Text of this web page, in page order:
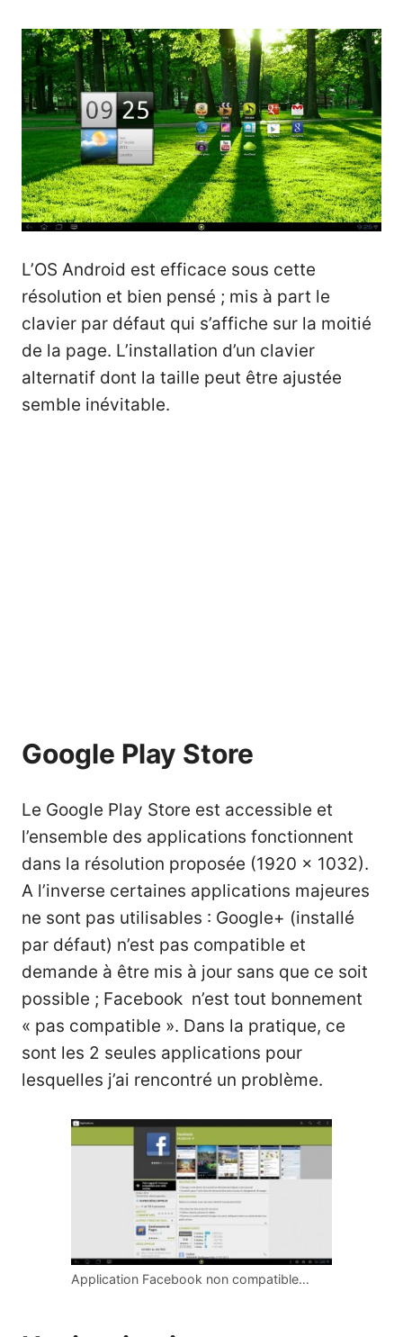
L’OS Android est efficace sous cette
résolution et bien pensé ; mis à part le
clavier par défaut qui s’affiche sur la moitié
de la page. L’installation d’un clavier
alternatif dont la taille peut être ajustée
semble inévitable.
Google Play Store
Le Google Play Store est accessible et
l’ensemble des applications fonctionnent
dans la résolution proposée (1920 x 1032).
A l’inverse certaines applications majeures
ne sont pas utilisables : Google+ (installé
par défaut) n’est pas compatible et
demande à être mis à jour sans que ce soit
possible ; Facebook n’est tout bonnement
« pas compatible ». Dans la pratique, ce
sont les 2 seules applications pour
lesquelles j’ai rencontré un problème.
Application Facebook non compatible…